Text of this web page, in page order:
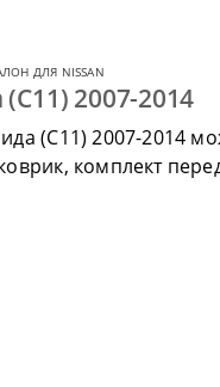
ДЛЯ NISSAN
2007-2014
(С11) 2007-2014
комплект